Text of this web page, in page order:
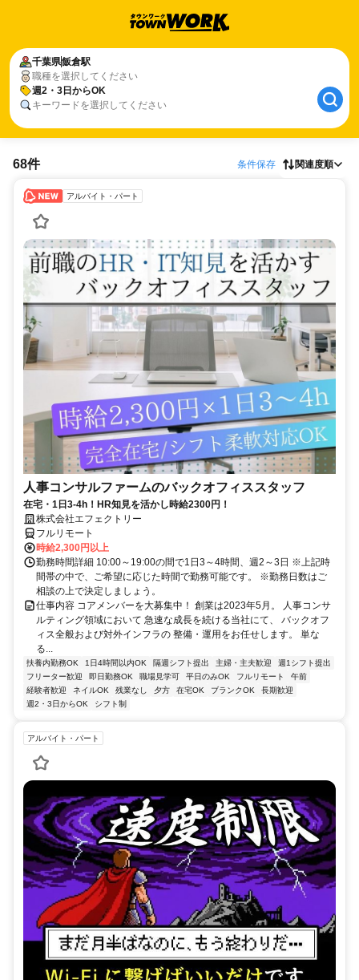
千葉県飯倉駅
職種を選択してください
週2・3日からOK
キーワードを選択してください
68件 条件保存 関連度順
アルバイト・パート
人事コンサルファームのバックオフィススタッフ
在宅・1日3-4h！HR知見を活かし時給2300円！
株式会社エフェクトリー
フルリモート
時給2,300円以上
勤務時間詳細 10:00～19:00の間で1日3～4時間、週2～3日 ※上記時
間帯の中で、ご希望に応じた時間で勤務可能です。 ※勤務日数はご
相談の上で決定しましょう。
仕事内容 コアメンバーを大募集中！ 創業は2023年5月。 人事コンサ
ルティング領域において 急速な成長を続ける当社にて、 バックオフ
ィス全般および対外インフラの 整備・運用をお任せします。 単な
る...
扶養内勤務OK 1日4時間以内OK 隔週シフト提出 主婦・主夫歓迎
週1シフト提出
フリーター歓迎
即日勤務OK 職場見学可 平日のみOK フルリモート
午前
経験者歓迎
ネイルOK 残業なし 夕方 在宅OK ブランクOK
長期歓迎
週2・3日からOK
シフト制
アルバイト・パート